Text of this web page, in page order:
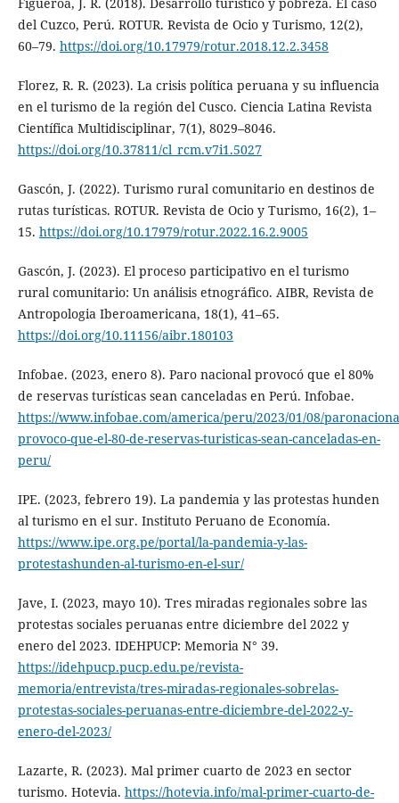
del Cuzco, Perú. ROTUR. Revista de Ocio y Turismo, 12(2),
60–79. https://doi.org/10.17979/rotur.2018.12.2.3458
Florez, R. R. (2023). La crisis política peruana y su influencia
en el turismo de la región del Cusco. Ciencia Latina Revista
Científica Multidisciplinar, 7(1), 8029–8046.
https://doi.org/10.37811/cl_rcm.v7i1.5027
Gascón, J. (2022). Turismo rural comunitario en destinos de
rutas turísticas. ROTUR. Revista de Ocio y Turismo, 16(2), 1–
15. https://doi.org/10.17979/rotur.2022.16.2.9005
Gascón, J. (2023). El proceso participativo en el turismo
rural comunitario: Un análisis etnográfico. AIBR, Revista de
Antropologia Iberoamericana, 18(1), 41–65.
https://doi.org/10.11156/aibr.180103
Infobae. (2023, enero 8). Paro nacional provocó que el 80%
de reservas turísticas sean canceladas en Perú. Infobae.
https://www.infobae.com/america/peru/2023/01/08/
provoco-que-el-80-de-reservas-turisticas-sean-canceladas-en-
peru/
IPE. (2023, febrero 19). La pandemia y las protestas hunden
al turismo en el sur. Instituto Peruano de Economía.
https://www.ipe.org.pe/portal/la-pandemia-y-las-
protestashunden-al-turismo-en-el-sur/
Jave, I. (2023, mayo 10). Tres miradas regionales sobre las
protestas sociales peruanas entre diciembre del 2022 y
enero del 2023. IDEHPUCP: Memoria N° 39.
https://idehpucp.pucp.edu.pe/revista-
memoria/entrevista/tres-miradas-regionales-sobrelas-
protestas-sociales-peruanas-entre-diciembre-del-2022-y-
enero-del-2023/
Lazarte, R. (2023). Mal primer cuarto de 2023 en sector
turismo. Hotevia. https://hotevia.info/mal-primer-cuarto-de-